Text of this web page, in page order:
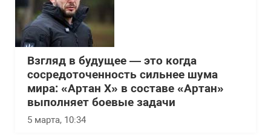
Взгляд в будущее — это когда
сосредоточенность сильнее шума
мира: «Артан Х» в составе «Артан»
выполняет боевые задачи
5 марта, 10:34